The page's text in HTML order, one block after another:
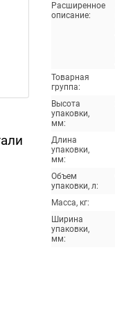
Расширенное
описание:
Товарная
группа:
Высота
упаковки,
мм:
Длина
упаковки,
мм:
Объем
упаковки, л:
Масса, кг:
Ширина
упаковки,
мм: